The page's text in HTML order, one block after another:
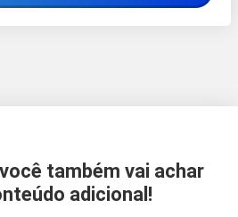
também vai achar
adicional!